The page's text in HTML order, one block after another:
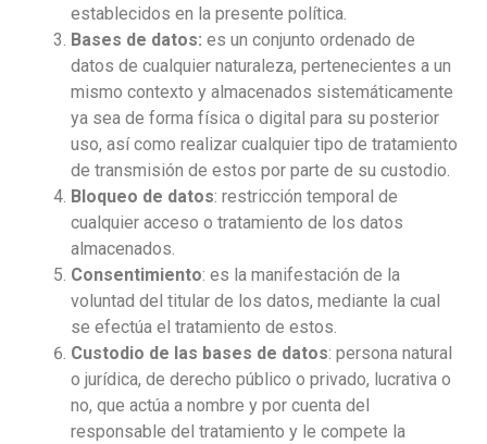
establecidos en la presente política.
Bases de datos: es un conjunto ordenado de
datos de cualquier naturaleza, pertenecientes a un
mismo contexto y almacenados sistemáticamente
ya sea de forma física o digital para su posterior
uso, así como realizar cualquier tipo de tratamiento
de transmisión de estos por parte de su custodio.
Bloqueo de datos: restricción temporal de
cualquier acceso o tratamiento de los datos
almacenados.
Consentimiento: es la manifestación de la
voluntad del titular de los datos, mediante la cual
se efectúa el tratamiento de estos.
Custodio de las bases de datos: persona natural
o jurídica, de derecho público o privado, lucrativa o
no, que actúa a nombre y por cuenta del
responsable del tratamiento y le compete la